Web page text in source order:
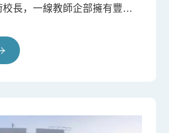
長，一線教師企部擁有豐富
，采用精細化嚴格管理模
長保駕護航!